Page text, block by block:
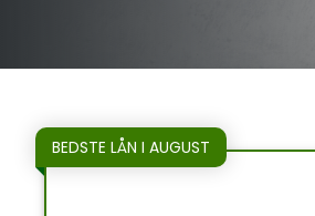
BEDSTE LÅN I AUGUST